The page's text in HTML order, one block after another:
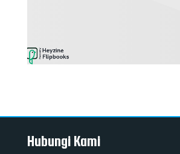
Hubungi Kami